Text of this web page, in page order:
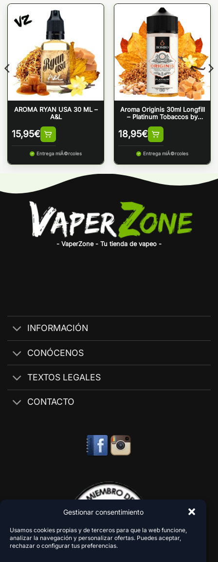
Gestionar consentimiento
Usamos cookies propias y de terceros para que la web funcione,
analizar la navegación y personalizar ofertas. Puedes aceptar,
rechazar o configurar tus preferencias.
AROMA RYAN USA 30 ML –
A&L
15,95€
Entrega miÃ©rcoles
Aroma Originis 30ml Longfill
– Platinum Tobaccos by
18,95€
Entrega miÃ©rcoles
- VaperZone - Tu tienda de vapeo -
INFORMACIÓN
CONÓCENOS
TEXTOS LEGALES
CONTACTO